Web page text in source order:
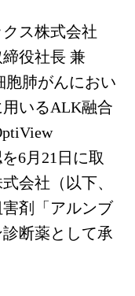
ス株式会社
締役社長 兼
胞肺がんにおい
いるALK融合
6月21日に取
会社（以下、
剤「アルンブ
断薬として承